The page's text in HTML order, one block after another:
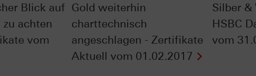
Blick auf
achten
vom
Gold weiterhin
charttechnisch
angeschlagen - Zertifikate
Aktuell vom 01.02.2017
Silber &
HSBC
vom